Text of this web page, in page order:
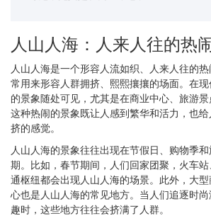
人山人海：人来人往的热
人山人海是一个形容人流如织、人来人往的
常用来形容人群拥挤、熙熙攘攘的场面。在
的景象随处可见，尤其是在商业中心、旅游景
这种热闹的景象既让人感到繁华和活力，也
挤的感觉。
人山人海的景象往往出现在节假日、购物季
期。比如，春节期间，人们回家团聚，火车
通枢纽都会出现人山人海的场景。此外，大
心也是人山人海的常见地方。当人们追逐时
趣时，这些地方往往会挤满了人群。